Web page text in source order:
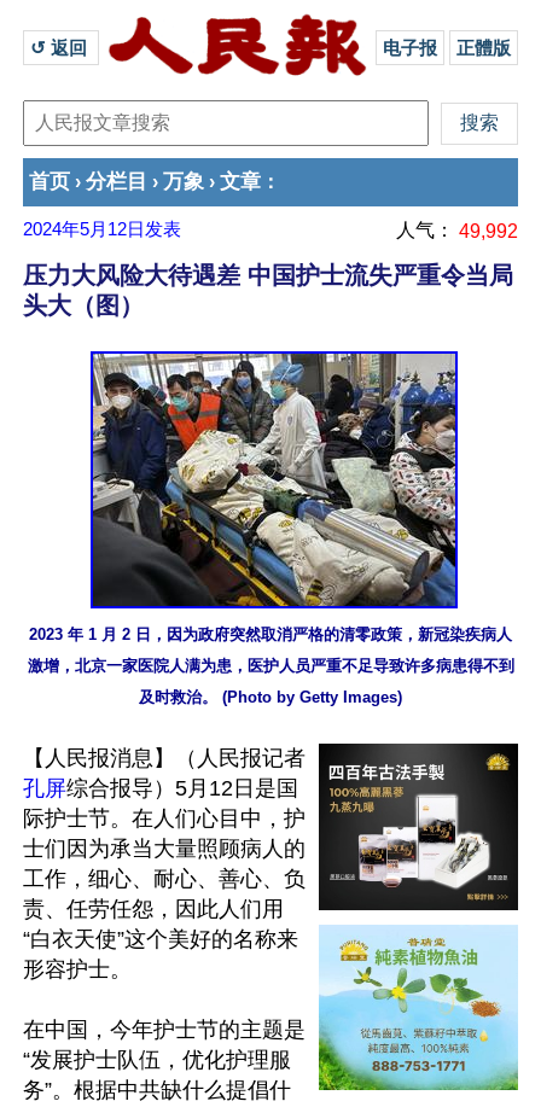
↺ 返回 电子报 正體版
首页 › 分栏目 › 万象 › 文章 ：
2024年5月12日 发表 人气： 49,992
压力大风险大待遇差 中国护士流失严重令当局
头大（图）
2023 年 1 月 2 日，因为政府突然取消严格的清零政策，新冠染疾病人
激增，北京一家医院人满为患，医护人员严重不足导致许多病患得不到
及时救治。 (Photo by Getty Images)
【人民报消息】（人民报记者
孔屏综合报导）5月12日是国
际护士节。在人们心目中，护
士们因为承当大量照顾病人的
工作，细心、耐心、善心、负
责、任劳任怨，因此人们用
“白衣天使”这个美好的名称来
形容护士。
在中国，今年护士节的主题是
“发展护士队伍，优化护理服
务”。根据中共缺什么提倡什